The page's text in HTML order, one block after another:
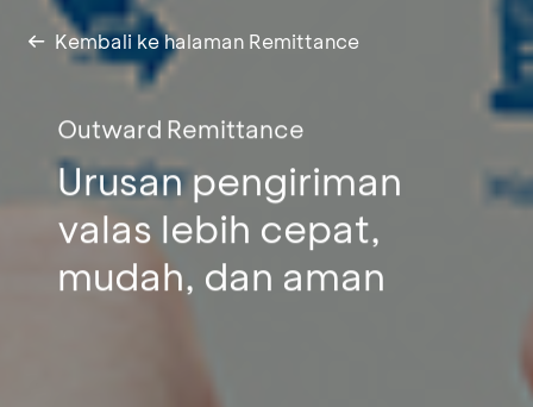
Kembali ke halaman Remittance
Outward Remittance
Urusan pengiriman
valas lebih cepat,
mudah, dan aman